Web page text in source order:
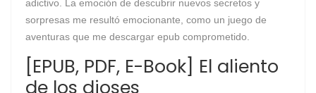
adictivo. La emoción de descubrir nuevos secretos y
sorpresas me resultó emocionante, como un juego de
aventuras que me descargar epub comprometido.
[EPUB, PDF, E-Book] El aliento
de los dioses